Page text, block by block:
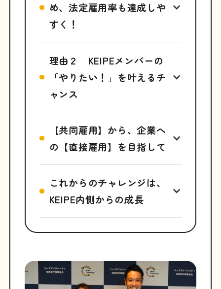
め、法定雇用率も達成しや
すく！
理由２ KEIPEメンバーの
「やりたい！」を叶えるチ
ャンス
【共同雇用】から、企業へ
の【直接雇用】を目指して
これからのチャレンジは、
KEIPE内側からの成長